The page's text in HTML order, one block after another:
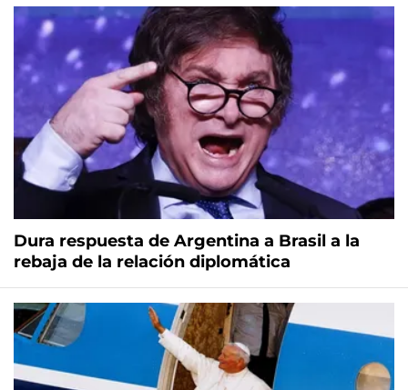
Dura respuesta de Argentina a Brasil a la
rebaja de la relación diplomática